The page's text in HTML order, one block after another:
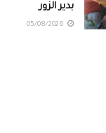
بدير الزور